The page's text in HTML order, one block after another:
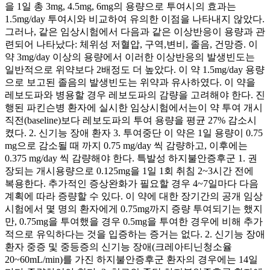
을 1일 총 3mg, 4.5mg, 6mg의 용량으로 투여시의 효과는
1.5mg/day 투여시와 비교하여 유의한 이점을 나타내지 않았다.
그러나, 같은 임상시험에서 다음과 같은 이상반응이 용량과 관
련되어 나타났다: 체위성 저혈압, 구역,변비, 졸음, 건망증. 이
약 3mg/day 이상의 용량에서 이러한 이상반응의 발생빈도는
일반적으로 위약보다 2배정도 더 높았다. 이 약 1.5mg/day 용량
으로 보고된 졸음의 발생빈도는 위약과 유사하였다. 이 약을
레보도파와 병용할 경우 레보도파의 감량을 고려해야 한다. 진
행된 파킨슨병 환자에 실시한 임상시험에서는이 약 투여 개시
직전(baseline)보다 레보도파의 투여 용량을 평균 27% 감소시
켰다. 2. 신기능 장애 환자 3. 투여중단 이 약은 1일 용량이 0.75
mg으로 감소될 때 까지 0.75 mg/day 씩 감량하고, 이후에는
0.375 mg/day 씩 감량해야 한다. 특발성 하지불안증후군 1. 권
장되는 개시용량으로 0.125mg을 1일 1회 취침 2~3시간 전에
복용한다. 추가적인 증상완화가 필요할 경우 4~7일마다 다음
계획에 따라 증량할 수 있다. 이 약에 대한 장기간의 공개 임상
시험에서 몇 명의 환자에게 0.75mg까지 증량 투여되기는 했지
만, 0.75mg을 투여했을 경우 0.5mg을 투여한 경우에 비해 추가
적으로 유익하다는 것을 입증하는 증거는 없다. 2. 신기능 장애
환자 중증 및 중등증의 신기능 장애(크레아티닌청소율
20~60mL/min)를 가진 하지불안증후군 환자의 경우에는 14일